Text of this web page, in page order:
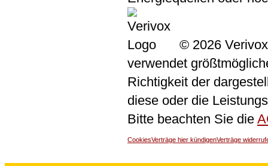
© 2026
verwendet
Richtigkeit der
diese oder die
Bitte beachten Sie die
CookiesVerträge hier kündigenVerträge